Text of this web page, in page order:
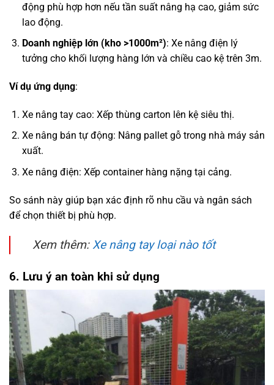
động phù hợp hơn nếu tần suất nâng hạ cao, giảm sức
lao động.
Doanh nghiệp lớn (kho >1000m²): Xe nâng điện lý
tưởng cho khối lượng hàng lớn và chiều cao kệ trên 3m.
Ví dụ ứng dụng:
Xe nâng tay cao: Xếp thùng carton lên kệ siêu thị.
Xe nâng bán tự động: Nâng pallet gỗ trong nhà máy sản
xuất.
Xe nâng điện: Xếp container hàng nặng tại cảng.
So sánh này giúp bạn xác định rõ nhu cầu và ngân sách
để chọn thiết bị phù hợp.
Xem thêm:Xe nâng tay loại nào tốt
6. Lưu ý an toàn khi sử dụng